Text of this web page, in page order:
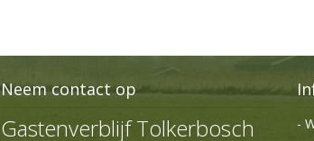
Neem contact op
Gastenverblijf Tolkerbosch -